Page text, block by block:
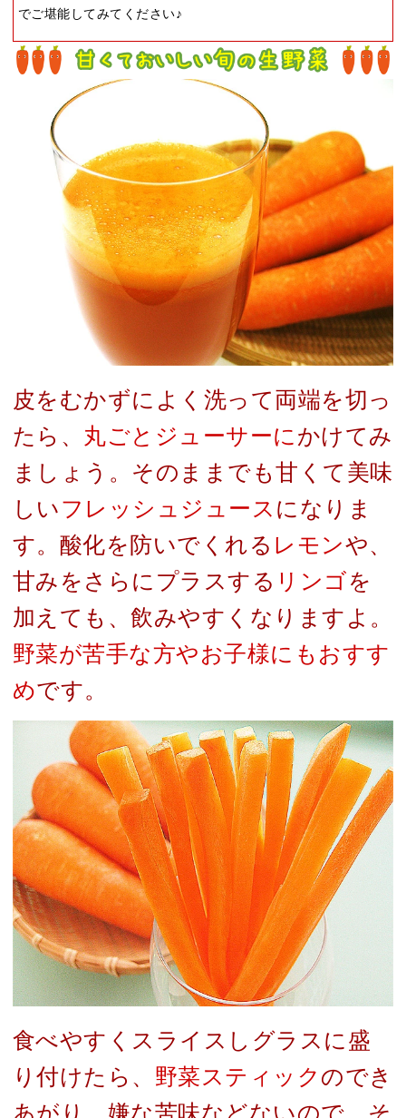
でご堪能してみてください♪
皮をむかずによく洗って両端を切っ
たら、 丸ごとジューサーに かけてみ
ましょう。そのままでも甘くて美味
しいフレッシュジュース になりま
す。酸化を防いでくれる レモンや、
甘みをさらにプラスする リンゴを
加えても、飲みやすくなりますよ。
野菜が苦手な方やお子様にもおすす
めです。
食べやすくスライスしグラスに盛
り付けたら、 野菜スティック のでき
あがり。嫌な苦味などないので、そ